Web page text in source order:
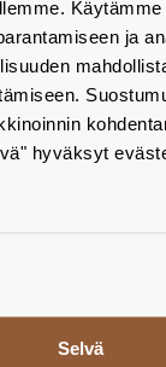
ja
hyväksyt
Selvä